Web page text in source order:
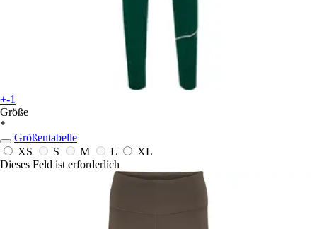
+-1
Größe
*
Größentabelle
XS
S M L
XL
Dieses Feld ist erforderlich